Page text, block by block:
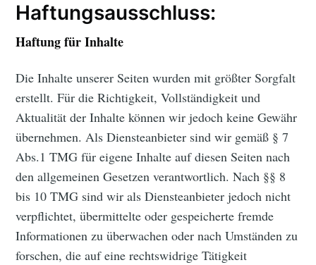
Haftungsausschluss:
Haftung für Inhalte
Die Inhalte unserer Seiten wurden mit größter Sorgfalt
erstellt. Für die Richtigkeit, Vollständigkeit und
Aktualität der Inhalte können wir jedoch keine Gewähr
übernehmen. Als Diensteanbieter sind wir gemäß § 7
Abs.1 TMG für eigene Inhalte auf diesen Seiten nach
den allgemeinen Gesetzen verantwortlich. Nach §§ 8
bis 10 TMG sind wir als Diensteanbieter jedoch nicht
verpflichtet, übermittelte oder gespeicherte fremde
Informationen zu überwachen oder nach Umständen zu
forschen, die auf eine rechtswidrige Tätigkeit